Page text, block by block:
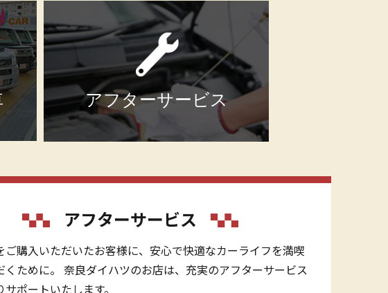
アフターサービス
アフターサービス
ご購入いただいたお客様に、安心で快適なカーライフを満喫
くために。 奈良ダイハツのお店は、充実のアフターサービス
ポートいたします。